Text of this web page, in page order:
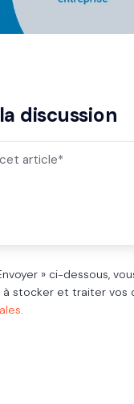
discussion
» ci-dessous,
à stocker et traiter vos